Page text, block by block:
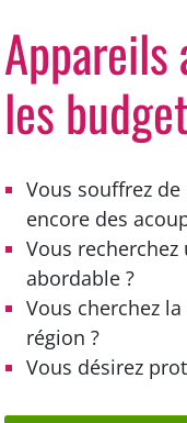
les
Vous souffrez
encore des
Vous
abordable ?
Vous cherchez
région ?
Vous désirez